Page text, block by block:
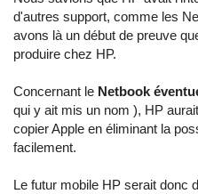
d'autres support, comme les
avons là un début de preuve
produire chez HP.
Concernant le Netbook
qui y ait mis un nom ), HP
copier Apple en éliminant la
facilement.
Le futur mobile HP serait donc